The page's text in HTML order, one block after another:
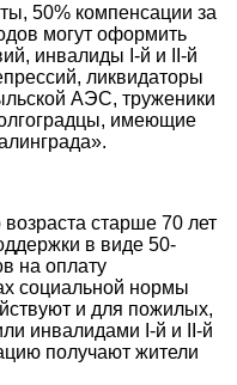
50% компенсации за
могут оформить
инвалиды I-й и II-й
ликвидаторы
АЭС, труженики
имеющие
старше 70 лет
в виде 50-
на оплату
социальной нормы
и для пожилых,
инвалидами I-й и II-й
получают жители